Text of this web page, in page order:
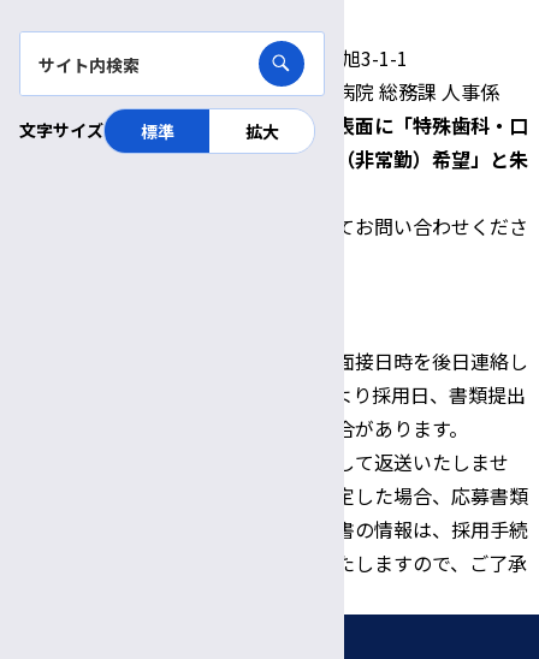
〒390-8621 松本市旭3-1-1
信州大学医学部附属病院 総務課 人事係
郵送の場合、封筒の表面に「特殊歯科・口
腔外科 技能補佐員（非常勤）希望」と朱
不明な点はお電話にてお問い合わせくださ
※書類選考結果及び面接日時を後日連絡し
ます。応募状況等により採用日、書類提出
期限等を変更する場合があります。
※応募書類は原則として返送いたしませ
ん。また，採用が決定した場合、応募書類
として提出した履歴書の情報は、採用手続
き書類として利用いたしますので、ご了承
文字サイズ 標準 拡大